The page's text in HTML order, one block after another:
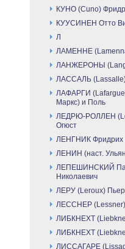
КУНО (Cuno)
КУУСИНЕН Отто
Л
ЛАМЕННЕ
ЛАНЖЕРОНЫ
ЛАССАЛЬ
ЛАФАРГИ
Маркс) и Поль
ЛЕДРЮ-РОЛЛЕН
Огюст
ЛЕНГНИК Фридрих
ЛЕНИН (наст.
ЛЕПЕШИНСКИЙ
Николаевич
ЛЕРУ (Leroux) Пьер
ЛЕССНЕР
ЛИБКНЕХТ
ЛИБКНЕХТ
ЛИССАГАРЕ